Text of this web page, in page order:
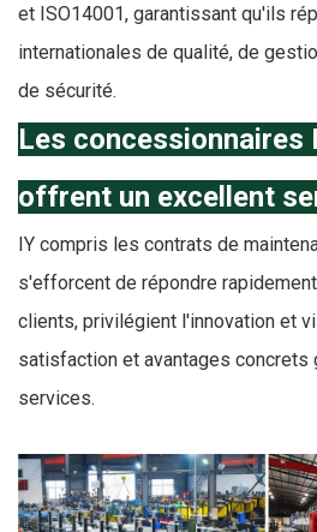
et ISO14001, garantissant qu'ils
internationales de qualité, de
de sécurité.
Les concessionnaires
offrent un excellent
IY compris les contrats de
s'efforcent de répondre
clients, privilégient l'innovation et
satisfaction et avantages concrets
services.